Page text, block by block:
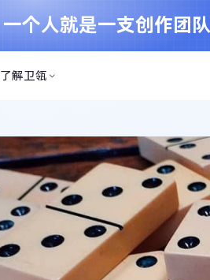
一个人就是一支创作团
了解卫瓴